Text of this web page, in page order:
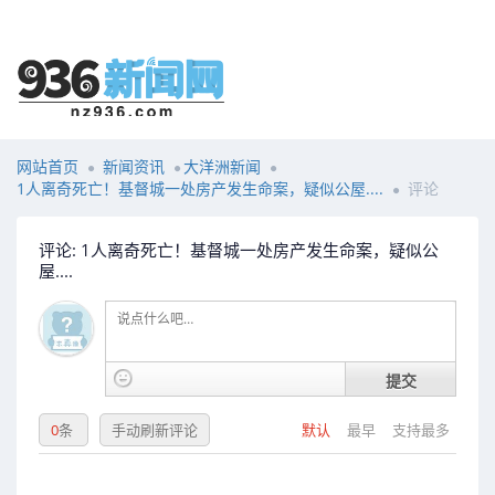
网站首页 新闻资讯
大洋洲新闻
1人离奇死亡！基督城一处房产发生命案，疑似公屋....
评论
评论: 1人离奇死亡！基督城一处房产发生命案，疑似公
屋....
提交
默认 最早 支持最多
0条 手动刷新评论